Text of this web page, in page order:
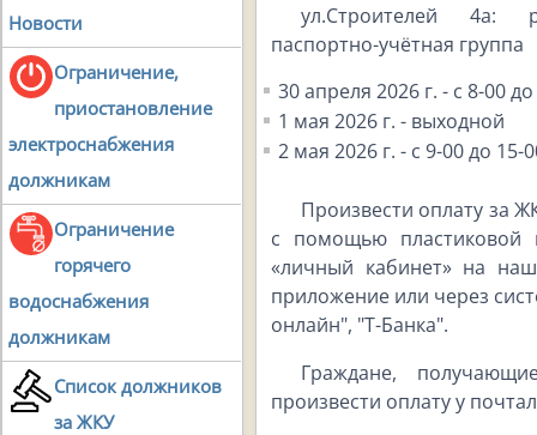
Новости
Ограничение,
приостановление
электроснабжения
должникам
Ограничение
горячего
водоснабжения
должникам
Список должников
за ЖКУ
ул.Строителей 4а:
паспортно-учётная группа
30 апреля 2026 г. - с 8-00
1 мая 2026 г. - выходной
2 мая 2026 г. - с 9-00 до 15-
Произвести оплату за
с помощью пластиковой
«личный кабинет» на
приложение или через
онлайн", "Т-Банка".
Граждане,
произвести оплату у